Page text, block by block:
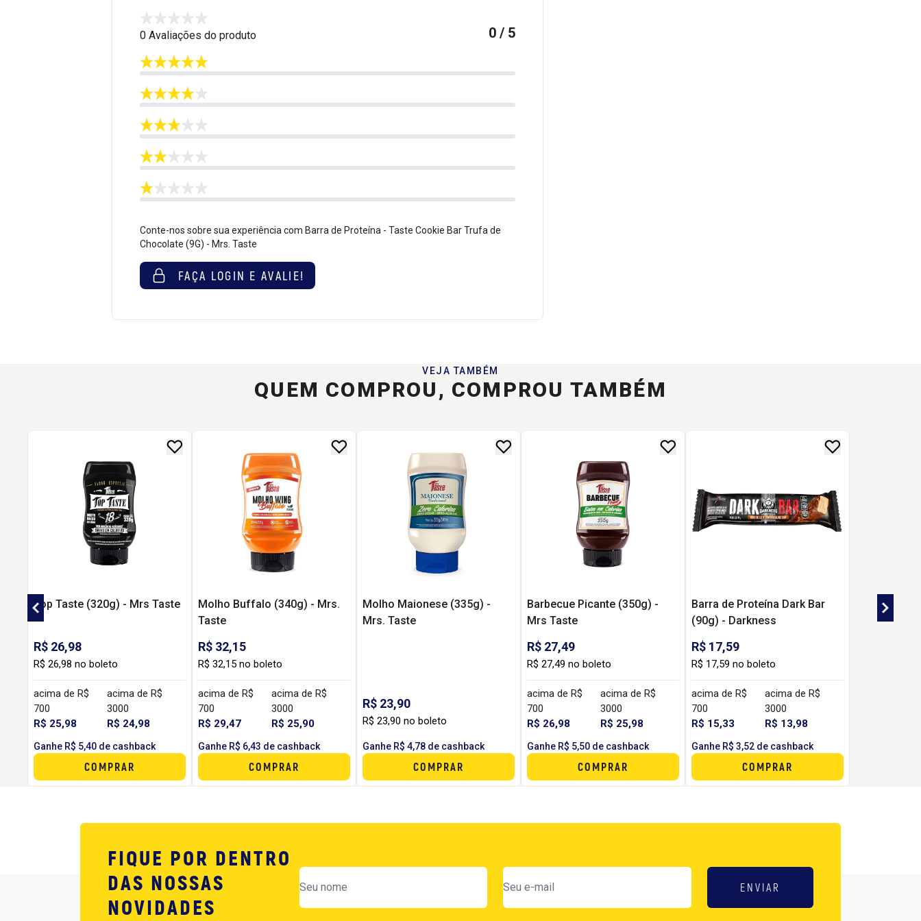
0 Avaliações do produto 0 / 5
Conte-nos sobre sua experiência com Barra de Proteína - Taste Cookie Bar Trufa de
Chocolate (9G) - Mrs. Taste
FAÇA LOGIN E AVALIE!
VEJA TAMBÉM
QUEM COMPROU, COMPROU TAMBÉM
Top Taste (320g) - Mrs Taste
R$ 26,98
R$ 26,98 no boleto
acima de R$
700
R$ 25,98
acima de R$
3000
R$ 24,98
Ganhe R$ 5,40 de cashback
COMPRAR
Molho Buffalo (340g) - Mrs.
Taste
R$ 32,15
R$ 32,15 no boleto
acima de R$
700
R$ 29,47
acima de R$
3000
R$ 25,90
Ganhe R$ 6,43 de cashback
COMPRAR
Molho Maionese (335g) -
Mrs. Taste
R$ 23,90
R$ 23,90 no boleto
Ganhe R$ 4,78 de cashback
COMPRAR
Barbecue Picante (350g) -
Mrs Taste
R$ 27,49
R$ 27,49 no boleto
acima de R$
700
R$ 26,98
acima de R$
3000
R$ 25,98
Ganhe R$ 5,50 de cashback
COMPRAR
Barra de Proteína Dark Bar
(90g) - Darkness
R$ 17,59
R$ 17,59 no boleto
acima de R$
700
R$ 15,33
acima de R$
3000
R$ 13,98
Ganhe R$ 3,52 de cashback
COMPRAR
FIQUE POR DENTRO
DAS NOSSAS
NOVIDADES
ENVIAR